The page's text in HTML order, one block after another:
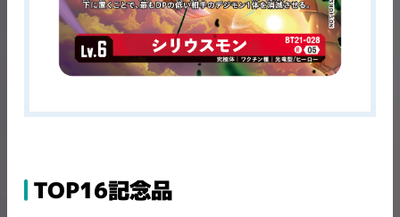
TOP16記念品